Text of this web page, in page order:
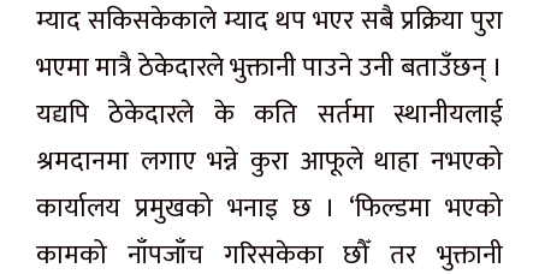
म्याद सकिसकेकाले म्याद थप भएर सबै प्रक्रिया पुरा
भएमा मात्रै ठेकेदारले भुक्तानी पाउने उनी बताउँछन् ।
यद्यपि ठेकेदारले के कति सर्तमा स्थानीयलाई
श्रमदानमा लगाए भन्ने कुरा आफूले थाहा नभएको
कार्यालय प्रमुखको भनाइ छ । ‘फिल्डमा भएको
कामको नाँपजाँच गरिसकेका छौँ तर भुक्तानी